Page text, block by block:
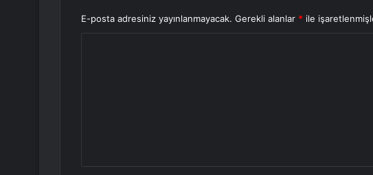
E-posta adresiniz yayınlanmayacak. Gerekli alanlar * ile